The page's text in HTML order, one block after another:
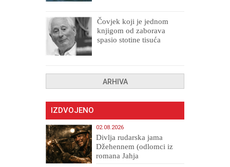
Čovjek koji je jednom
knjigom od zaborava
spasio stotine tisuća
ARHIVA
IZDVOJENO
02.08.2026
Divlja rudarska jama
Džehennem (odlomci iz
romana Jahja